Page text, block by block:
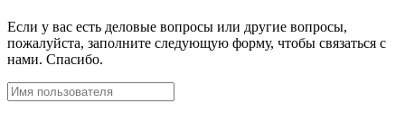
Если у вас есть деловые вопросы или другие вопросы,
пожалуйста, заполните следующую форму, чтобы связаться с
нами. Спасибо.